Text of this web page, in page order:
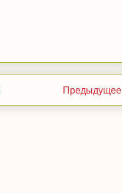
Предыдущее